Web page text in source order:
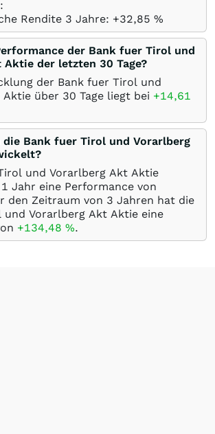
Rendite 3 Jahre: +32,85 %
der Bank fuer Tirol und
der letzten 30 Tage?
der Bank fuer Tirol und
über 30 Tage liegt bei +14,61
Bank fuer Tirol und Vorarlberg
und Vorarlberg Akt Aktie
Jahr eine Performance von
den Zeitraum von 3 Jahren hat die
und Vorarlberg Akt Aktie eine
+134,48 %.